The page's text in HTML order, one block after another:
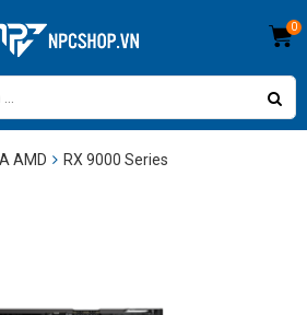
0
AMD RX 9000 Series